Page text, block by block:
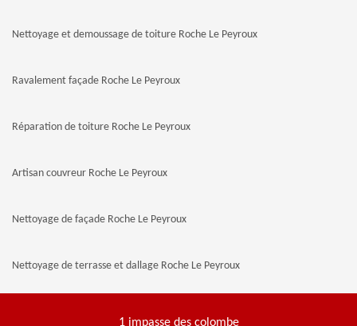
Nettoyage et demoussage de toiture Roche Le Peyroux
Ravalement façade Roche Le Peyroux
Réparation de toiture Roche Le Peyroux
Artisan couvreur Roche Le Peyroux
Nettoyage de façade Roche Le Peyroux
Nettoyage de terrasse et dallage Roche Le Peyroux
1 impasse des colombe